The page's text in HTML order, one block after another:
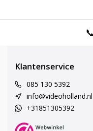
Klantenservice
085 130 5392
info@videoholland.nl
+31851305392